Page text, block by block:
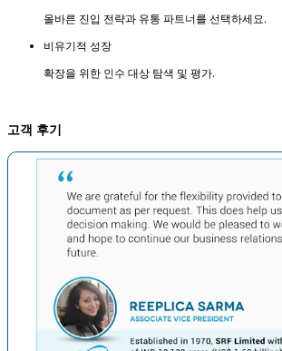
올바른 진입 전략과 유통 파트너를 선택하세요.
비유기적 성장
확장을 위한 인수 대상 탐색 및 평가.
고객 후기